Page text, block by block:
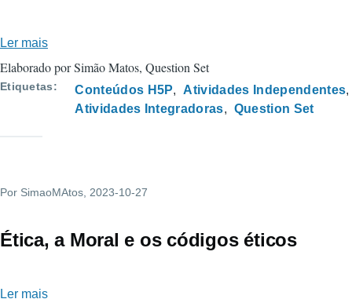
Ler mais
Ética
e
desenvolvimento
Elaborado por Simão Matos, Question Set
Etiquetas Conteúdos H5P
Atividades Independentes
Atividades Integradoras
Question Set
Por SimaoMAtos , 2023-10-27
Ética, a Moral e os códigos éticos
Ler mais